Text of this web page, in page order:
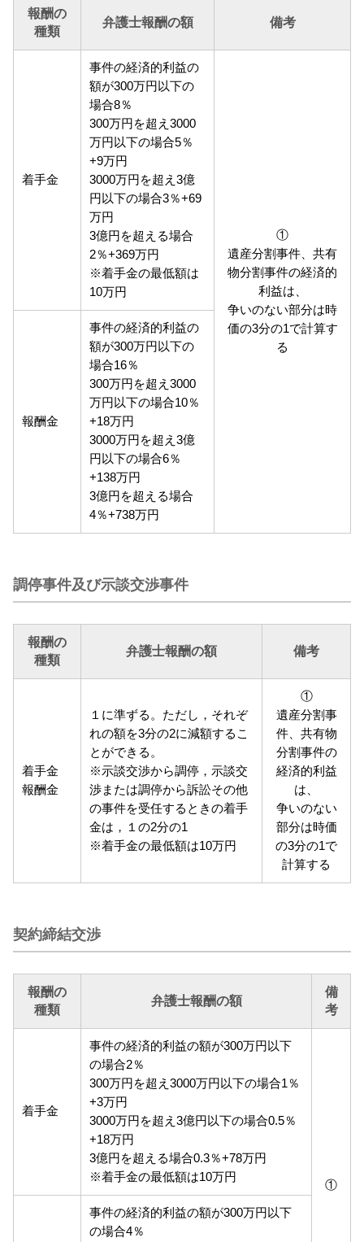
報酬の
種類
弁護士報酬の額 備考
着手金
事件の経済的利益の
額が300万円以下の
場合8％
300万円を超え3000
万円以下の場合5％
+9万円
3000万円を超え3億
円以下の場合3％+69
万円
3億円を超える場合
2％+369万円
※着手金の最低額は
10万円
①
遺産分割事件、共有
物分割事件の経済的
利益は、
争いのない部分は時
価の3分の1で計算す
る
報酬金
事件の経済的利益の
額が300万円以下の
場合16％
300万円を超え3000
万円以下の場合10％
+18万円
3000万円を超え3億
円以下の場合6％
+138万円
3億円を超える場合
4％+738万円
調停事件及び示談交渉事件
報酬の
種類
弁護士報酬の額 備考
着手金
報酬金
１に準ずる。ただし，それぞ
れの額を3分の2に減額するこ
とができる。
※示談交渉から調停，示談交
渉または調停から訴訟その他
の事件を受任するときの着手
金は，１の2分の1
※着手金の最低額は10万円
①
遺産分割事
件、共有物
分割事件の
経済的利益
は、
争いのない
部分は時価
の3分の1で
計算する
契約締結交渉
報酬の
種類
弁護士報酬の額
備
考
着手金
事件の経済的利益の額が300万円以下
の場合2％
300万円を超え3000万円以下の場合1％
+3万円
3000万円を超え3億円以下の場合0.5％
+18万円
3億円を超える場合0.3％+78万円
※着手金の最低額は10万円
①
事件の経済的利益の額が300万円以下
の場合4％